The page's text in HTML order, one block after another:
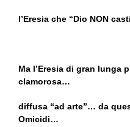
l’Eresia che “Dio NON
Ma l’Eresia di gran lunga
clamorosa…
diffusa “ad arte”… da
Omicidi…